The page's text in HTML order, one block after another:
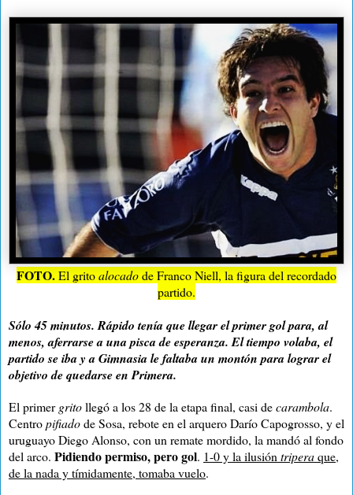
FOTO.El gritoalocadode Franco Niell, la figura del recordado
partido.
Sólo 45 minutos. Rápido tenía que llegar el primer gol para, al
menos, aferrarse a una pisca de esperanza. El tiempo volaba, el
partido se iba y a Gimnasia le faltaba un montón para lograr el
objetivo de quedarse en Primera.
El primergritollegó a los 28 de la etapa final, casi decarambola.
Centropifiadode Sosa, rebote en el arquero Darío Capogrosso, y el
uruguayo Diego Alonso, con un remate mordido, la mandó al fondo
del arco. Pidiendo permiso, pero gol. 1-0 y la ilusión triperaque,
de la nada y tímidamente, tomaba vuelo.